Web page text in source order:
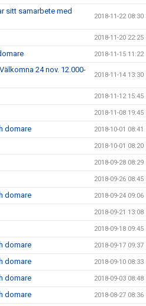
sitt samarbete med
2018-11-22 08:30
2018-11-20 22:25
2018-11-15 11:22
24 nov. 12.000-
2018-11-14 13:30
2018-11-12 15:45
2018-11-08 19:45
domare 2018-10-01 08:41
2018-10-01 08:20
2018-09-28 08:29
2018-09-26 08:45
domare 2018-09-24 09:06
2018-09-21 13:08
2018-09-18 09:45
domare 2018-09-17 09:37
domare 2018-09-10 08:33
domare 2018-09-03 08:48
domare 2018-08-27 08:36